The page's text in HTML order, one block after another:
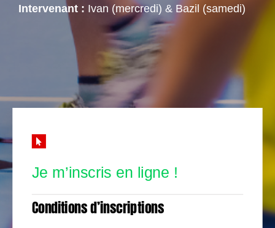
Intervenant : Ivan (mercredi) & Bazil (samedi)
Je m’inscris en ligne !
Conditions d’inscriptions